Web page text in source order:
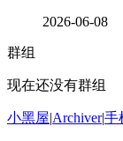
2026-06-08
群组
现在还没有群组
小黑屋|Archiver|手